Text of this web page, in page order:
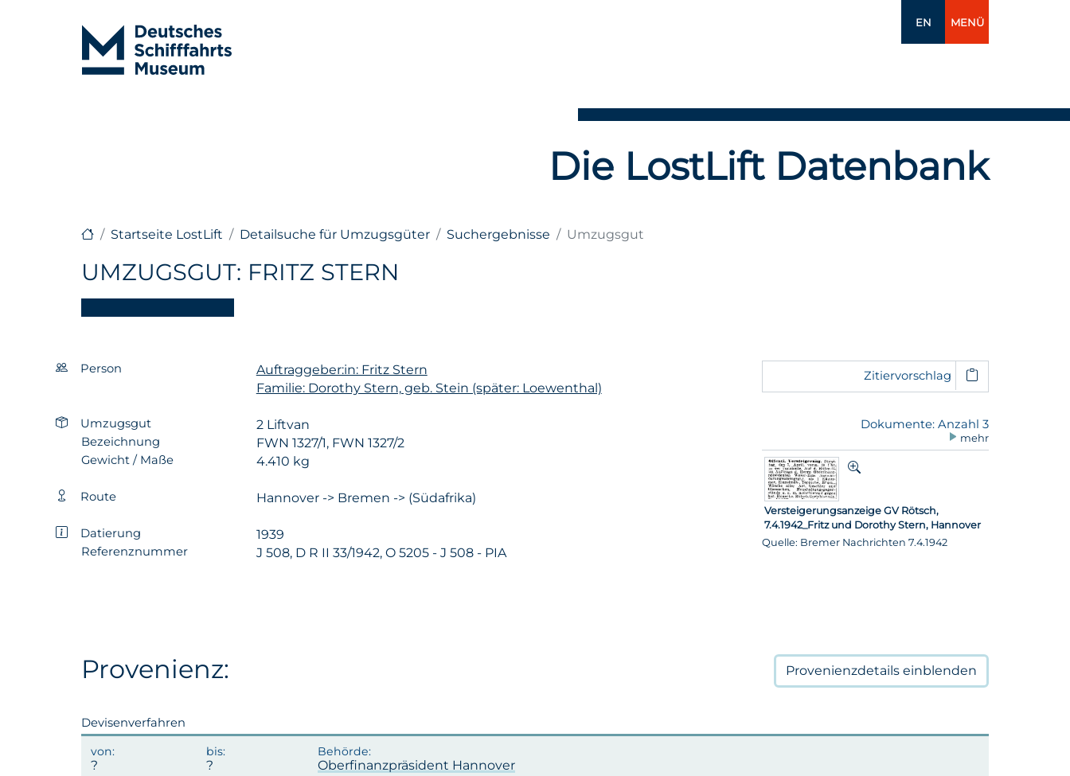
EN MENÜ
Die LostLift Datenbank
Startseite LostLift Detailsuche für Umzugsgüter Suchergebnisse Umzugsgut
UMZUGSGUT: FRITZ STERN
Person
Auftraggeber:in: Fritz Stern
Familie: Dorothy Stern, geb. Stein (später: Loewenthal)
Umzugsgut 2 Liftvan
Bezeichnung FWN 1327/1, FWN 1327/2
Gewicht / Maße 4.410 kg
Route Hannover -> Bremen -> (Südafrika)
Datierung 1939
Referenznummer J 508, D R II 33/1942, O 5205 - J 508 - PIA
Zitiervorschlag
Dokumente: Anzahl 3
mehr
Versteigerungsanzeige GV Rötsch,
7.4.1942_Fritz und Dorothy Stern, Hannover
Quelle: Bremer Nachrichten 7.4.1942
Provenienz: Provenienzdetails einblenden
Devisenverfahren
Oberfinanzpräsident Hannover